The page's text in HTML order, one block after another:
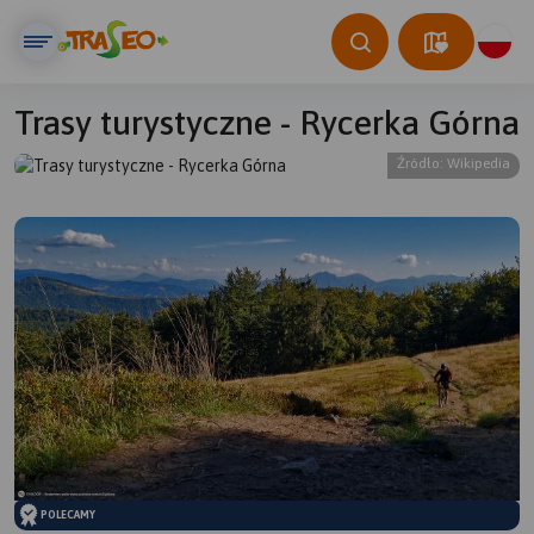
Trasy turystyczne - Rycerka Górna
Źródło: Wikipedia
© Traseo Map © OpenMapTiles © OpenStreetMap contributors
POLECAMY